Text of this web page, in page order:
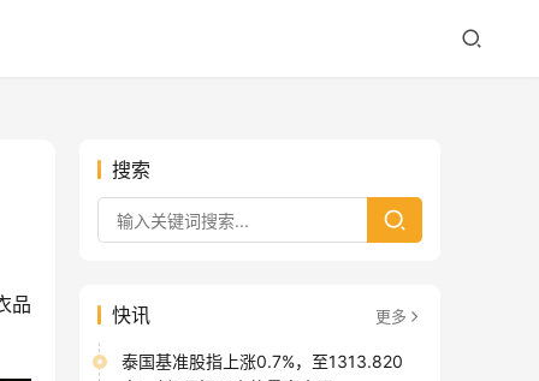
品
搜索
快讯 更多
泰国基准股指上涨0.7%，至1313.820